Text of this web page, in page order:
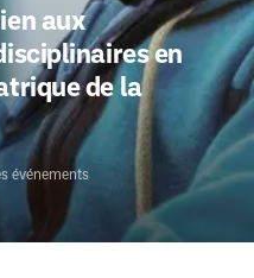
aux
en
de la
événements